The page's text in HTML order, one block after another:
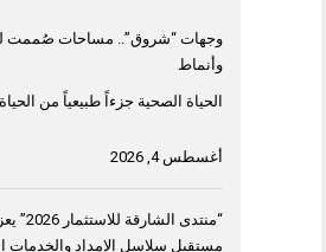
وجهات “شروق”.. مساحات صُممت
وأنماط
الحياة الصحية جزءاً طبيعياً من
أغسطس 4, 2026
“منتدى
مستقبل سلاسل الإمداد والخدمات